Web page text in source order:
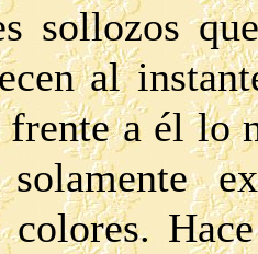
sollozos
al
frente a él lo
solamente
colores.